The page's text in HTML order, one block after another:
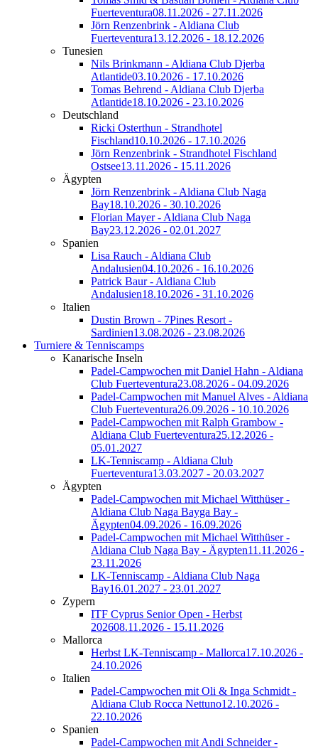
Fuerteventura08.11.2026 - 27.11.2026
Jörn Renzenbrink - Aldiana Club
Fuerteventura13.12.2026 - 18.12.2026
Tunesien
Nils Brinkmann - Aldiana Club Djerba
Atlantide03.10.2026 - 17.10.2026
Tomas Behrend - Aldiana Club Djerba
Atlantide18.10.2026 - 23.10.2026
Deutschland
Ricki Osterthun - Strandhotel
Fischland10.10.2026 - 17.10.2026
Jörn Renzenbrink - Strandhotel Fischland
Ostsee13.11.2026 - 15.11.2026
Ägypten
Jörn Renzenbrink - Aldiana Club Naga
Bay18.10.2026 - 30.10.2026
Florian Mayer - Aldiana Club Naga
Bay23.12.2026 - 02.01.2027
Spanien
Lisa Rauch - Aldiana Club
Andalusien04.10.2026 - 16.10.2026
Patrick Baur - Aldiana Club
Andalusien18.10.2026 - 31.10.2026
Italien
Dustin Brown - 7Pines Resort -
Sardinien13.08.2026 - 23.08.2026
Turniere & Tenniscamps
Kanarische Inseln
Padel-Campwochen mit Daniel Hahn - Aldiana
Club Fuerteventura23.08.2026 - 04.09.2026
Padel-Campwochen mit Manuel Alves - Aldiana
Club Fuerteventura26.09.2026 - 10.10.2026
Padel-Campwochen mit Ralph Grambow -
Aldiana Club Fuerteventura25.12.2026 -
05.01.2027
LK-Tenniscamp - Aldiana Club
Fuerteventura13.03.2027 - 20.03.2027
Ägypten
Padel-Campwochen mit Michael Witthüser -
Aldiana Club Naga Bayga Bay -
Ägypten04.09.2026 - 16.09.2026
Padel-Campwochen mit Michael Witthüser -
Aldiana Club Naga Bay - Ägypten11.11.2026 -
23.11.2026
LK-Tenniscamp - Aldiana Club Naga
Bay16.01.2027 - 23.01.2027
Zypern
ITF Cyprus Senior Open - Herbst
202608.11.2026 - 15.11.2026
Mallorca
Herbst LK-Tenniscamp - Mallorca17.10.2026 -
24.10.2026
Italien
Padel-Campwochen mit Oli & Inga Schmidt -
Aldiana Club Rocca Nettuno12.10.2026 -
22.10.2026
Spanien
Padel-Campwochen mit Andi Schneider -